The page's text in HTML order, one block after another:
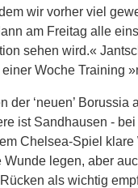
wir vorher viel
am Freitag alle
sehen wird.«
Woche Training
‘neuen’
ist Sandhausen -
Chelsea-Spiel
legen, aber
als wichtig